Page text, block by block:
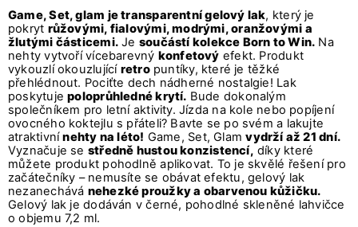
Game, Set, glam je transparentnígelový lak, který je
pokryt růžovými, fialovými, modrými, oranžovými a
žlutými částicemi.Je součástí kolekce Born to Win. Na
nehty vytvoří vícebarevný konfetový efekt. Produkt
vykouzlí okouzlující retropuntíky, které je těžké
přehlédnout. Pociťte dech nádherné nostalgie! Lak
poskytujepoloprůhledné krytí. Bude dokonalým
společníkem pro letní aktivity. Jízda na kole nebo popíjení
ovocného koktejlu s přáteli? Bavte se po svém a lakujte
atraktivnínehty na léto! Game, Set, Glamvydrží až 21 dní.
Vyznačuje se středně hustou konzistencí, díky které
můžete produkt pohodlně aplikovat. To je skvělé řešení pro
začátečníky – nemusíte se obávat efektu, gelový lak
nezanechává nehezké proužky a obarvenou kůžičku.
Gelový lak je dodáván v černé, pohodlné skleněné lahvičce
o objemu 7,2 ml.